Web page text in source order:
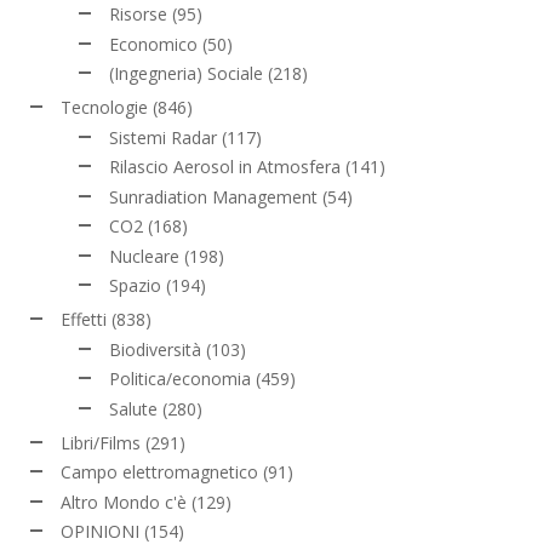
Risorse (95)
Economico (50)
(Ingegneria) Sociale (218)
Tecnologie (846)
Sistemi Radar (117)
Rilascio Aerosol in Atmosfera (141)
Sunradiation Management (54)
CO2 (168)
Nucleare (198)
Spazio (194)
Effetti (838)
Biodiversità (103)
Politica/economia (459)
Salute (280)
Libri/Films (291)
Campo elettromagnetico (91)
Altro Mondo c'è (129)
OPINIONI (154)